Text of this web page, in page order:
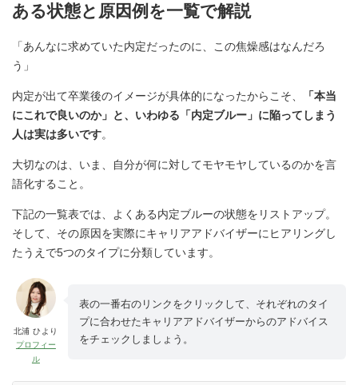
ある状態と原因例を一覧で解説
「あんなに求めていた内定だったのに、この焦燥感はなんだろ
う」
内定が出て卒業後のイメージが具体的になったからこそ、
「本当
にこれで良いのか」と、いわゆる「内定ブルー」に陥ってしまう
人は実は多いです。
大切なのは、いま、自分が何に対してモヤモヤしているのかを言
語化すること。
下記の一覧表では、よくある内定ブルーの状態をリストアップ。
そして、その原因を実際にキャリアアドバイザーにヒアリングし
たうえで5つのタイプに分類しています。
北浦 ひより
プロフィー
ル
表の一番右のリンクをクリックして、それぞれのタイ
プに合わせたキャリアアドバイザーからのアドバイス
をチェックしましょう。